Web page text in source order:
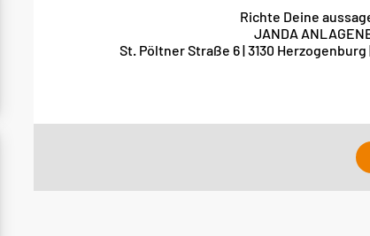
Richte Deine
JANDA
St. Pöltner Straße 6 | 3130 Herzogenburg